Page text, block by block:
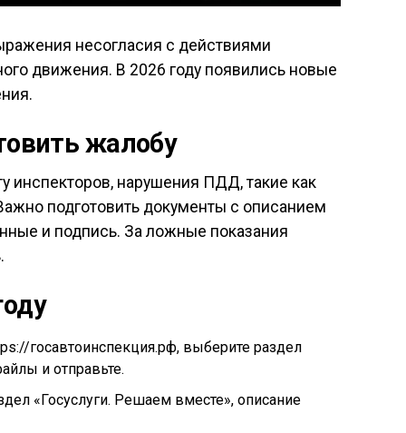
несогласия с действиями
движения. В 2026 году появились новые
жалобу
инспекторов, нарушения ПДД, такие как
подготовить документы с описанием
и подпись. За ложные показания
госавтоинспекция.рф, выберите раздел
и отправьте.
«Госуслуги. Решаем вместе», описание